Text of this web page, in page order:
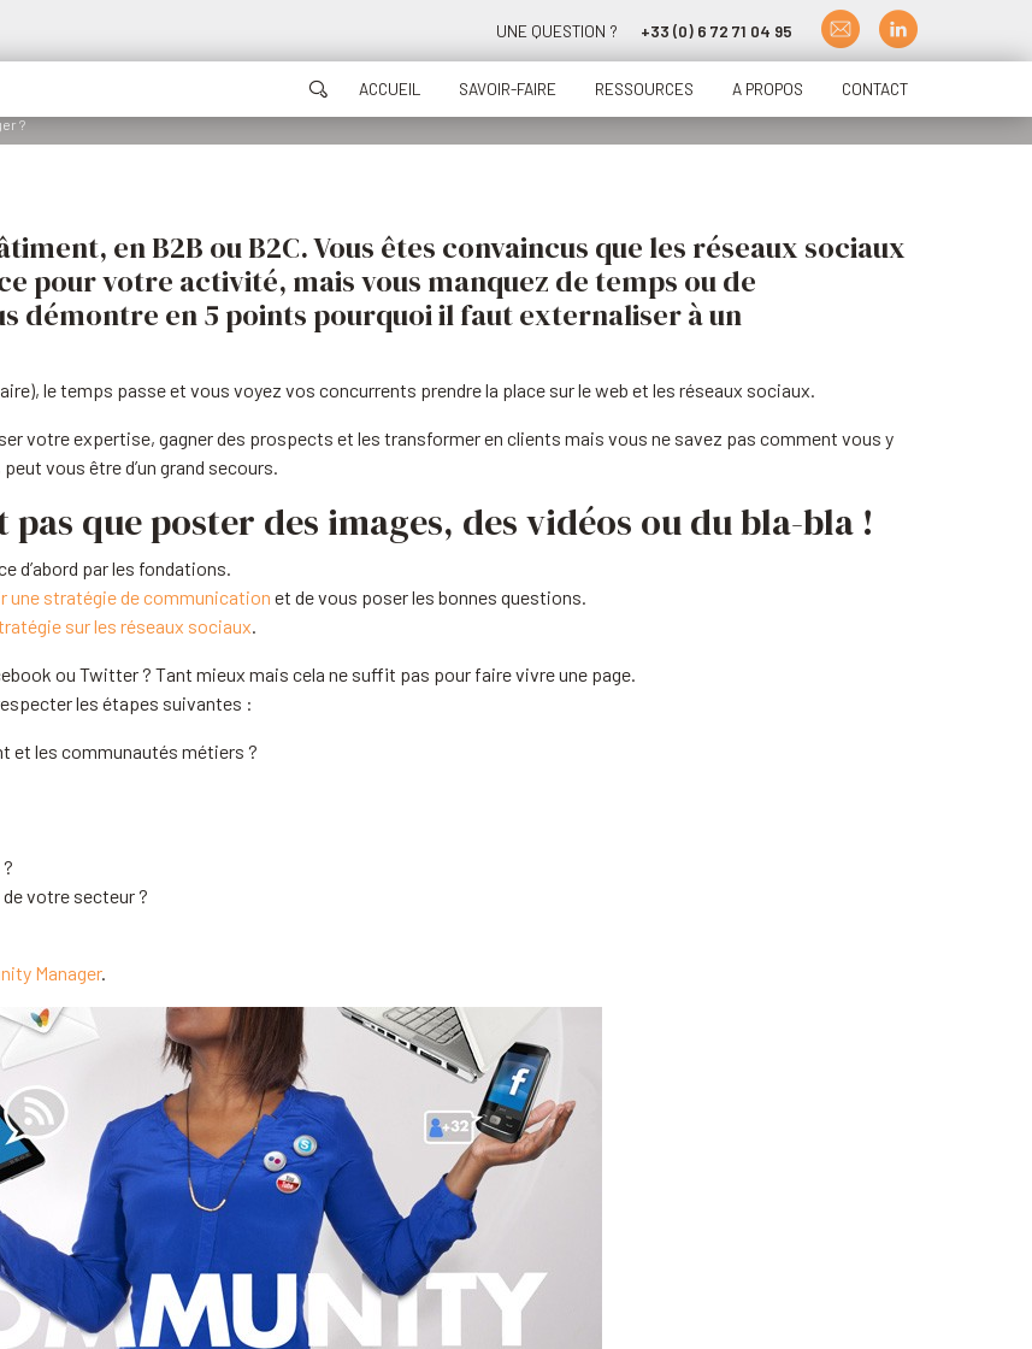
UNE QUESTION ? +33 (0) 6 72 71 04 95
ACCUEIL SAVOIR-FAIRE RESSOURCES A PROPOS CONTACT
?
en B2B ou B2C. Vous êtes convaincus que les réseaux sociaux
pour votre activité, mais vous manquez de temps ou de
démontre en 5 points pourquoi il faut externaliser à un
le temps passe et vous voyez vos concurrents prendre la place sur le web et les réseaux sociaux.
votre expertise, gagner des prospects et les transformer en clients mais vous ne savez pas comment vous y
vous être d’un grand secours.
pas que poster des images, des vidéos ou du bla-bla !
d’abord par les fondations.
une stratégie de communication et de vous poser les bonnes questions.
sur les réseaux sociaux.
ou Twitter ? Tant mieux mais cela ne suffit pas pour faire vivre une page.
les étapes suivantes :
et les communautés métiers ?
votre secteur ?
Manager.